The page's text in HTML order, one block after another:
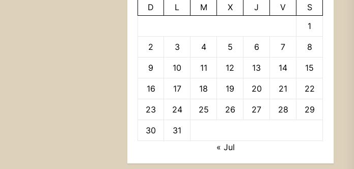
D L M X J V
S
1
2 3 4 5 6 7 8
9 10 11 12 13 14 15
16 17 18 19 20 21 22
23 24 25 26 27 28 29
30
31
« Jul